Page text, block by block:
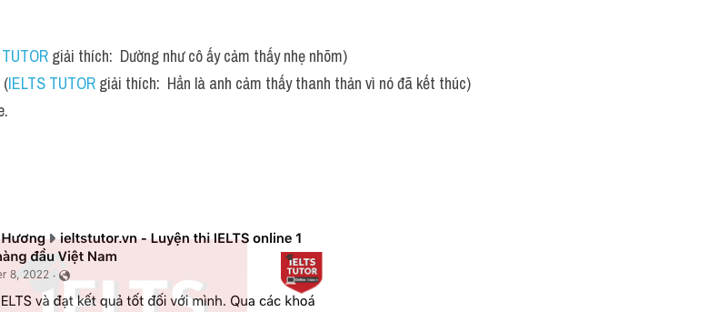
giải thích:  Dường như cô ấy cảm thấy nhẹ nhõm)
IELTS TUTOR giải thích:  Hẳn là anh cảm thấy thanh thản vì nó đã kết thúc)